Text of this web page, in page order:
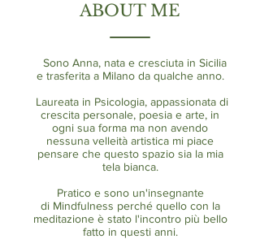
Sono Anna, nata e cresciuta in Sicilia
e trasferita a Milano da qualche anno.
Laureata in Psicologia, appassionata di
crescita personale, poesia e arte, in
ogni sua forma ma non avendo
nessuna velleità artistica mi piace
pensare che questo spazio sia la mia
tela bianca.
Pratico e sono un'insegnante
di Mindfulness perché quello con la
meditazione è stato l'incontro più bello
fatto in questi anni.
ABOUT ME